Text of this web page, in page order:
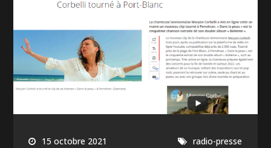
15 octobre 2021 radio-presse